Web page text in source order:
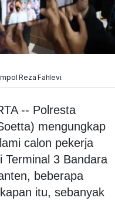
Reza Fahlevi.
-- Polresta
mengungkap
calon pekerja
Terminal 3 Bandara
beberapa
itu, sebanyak